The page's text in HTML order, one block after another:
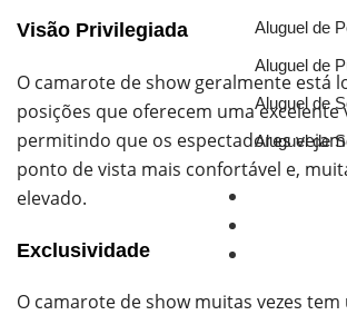
Aluguel de
Aluguel de
Aluguel de
Aluguel de
Visão Privilegiada
O camarote de show geralmente está
posições que oferecem uma excelente
permitindo que os espectadores
ponto de vista mais confortável e,
elevado.
Exclusividade
O camarote de show muitas vezes